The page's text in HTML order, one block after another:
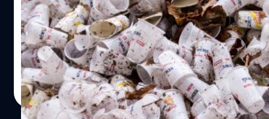
วันที่ 20 มิถุนายน 2565 รัฐบาลแคนาดาประกาศห้ามการผลิต
และนำเข้าพลาสติกประเภทใช้แล้วทิ้งภายในสิ้นปีนี้ เพื่อต่อสู้
กับปัญหาขยะพลาสติกและโลกร้อน
ศิวกร ปล้องใหม| 1507 days ago
Read More